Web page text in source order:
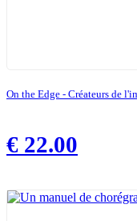
On the Edge - Créateurs de
€ 22.00